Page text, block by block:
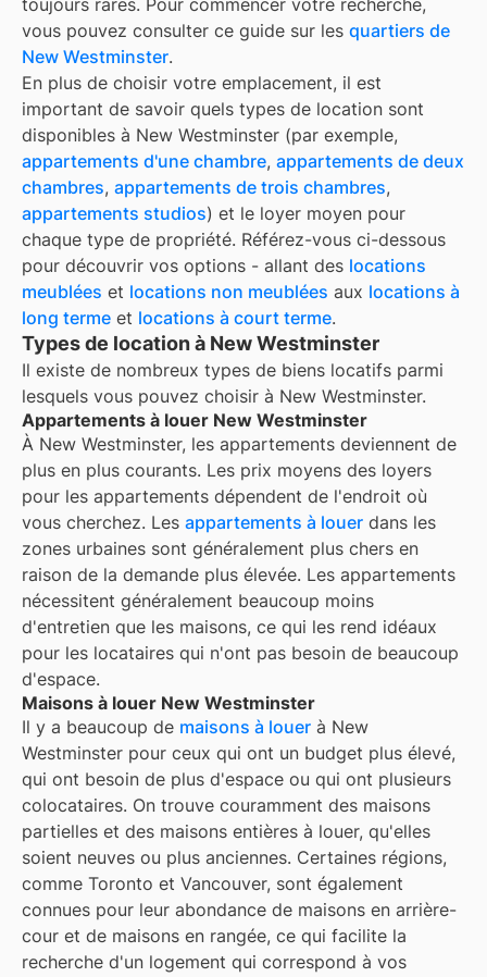
toujours rares. Pour commencer votre recherche,
vous pouvez consulter ce guide sur les quartiers de
New Westminster.
En plus de choisir votre emplacement, il est
important de savoir quels types de location sont
disponibles à New Westminster (par exemple,
appartements d'une chambre, appartements de deux
chambres, appartements de trois chambres,
appartements studios) et le loyer moyen pour
chaque type de propriété. Référez-vous ci-dessous
pour découvrir vos options - allant des locations
meublées et locations non meublées aux locations à
long terme et locations à court terme.
Types de location à New Westminster
Il existe de nombreux types de biens locatifs parmi
lesquels vous pouvez choisir à New Westminster.
Appartements à louer New Westminster
À New Westminster, les appartements deviennent de
plus en plus courants. Les prix moyens des loyers
pour les appartements dépendent de l'endroit où
vous cherchez. Les appartements à louer dans les
zones urbaines sont généralement plus chers en
raison de la demande plus élevée. Les appartements
nécessitent généralement beaucoup moins
d'entretien que les maisons, ce qui les rend idéaux
pour les locataires qui n'ont pas besoin de beaucoup
d'espace.
Maisons à louer New Westminster
Il y a beaucoup de maisons à louer à New
Westminster pour ceux qui ont un budget plus élevé,
qui ont besoin de plus d'espace ou qui ont plusieurs
colocataires. On trouve couramment des maisons
partielles et des maisons entières à louer, qu'elles
soient neuves ou plus anciennes. Certaines régions,
comme Toronto et Vancouver, sont également
connues pour leur abondance de maisons en arrière-
cour et de maisons en rangée, ce qui facilite la
recherche d'un logement qui correspond à vos